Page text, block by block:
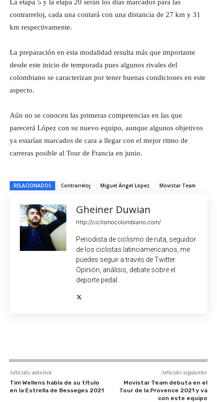
La etapa 5 y la etapa 20 serán los días marcados para las
contrarreloj, cada una contará con una distancia de 27 km y 31
km respectivamente.
La preparación en esta modalidad resulta más que importante
desde este inicio de temporada pues algunos rivales del
colombiano se caracterizan por tener buenas condiciones en este
aspecto.
Aún no se conocen las primeras competencias en las que
parecerá López con su nuevo equipo, aunque algunos objetivos
ya estarían marcados de cara a llegar con el mejor ritmo de
carreras posible al Tour de Francia en junio.
RELACIONADOS Contrarreloj Miguel Ángel López Movistar Team
Gheiner Duwian
http://ciclismocolombiano.com/
Periodista de ciclismo de ruta, seguidor
de los ciclistas latinoamericanos, me
puedes seguir a través de Twitter.
Opinión, análisis, debate sobre el
deporte pedal.
Artículo anterior
Tim Wellens habla de su título
en la Estrella de Besseges 2021
Artículo siguiente
Movistar Team debuta en el
Tour de la Provence 2021 y va
con este equipo